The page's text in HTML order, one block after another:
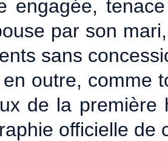
engagée,
par son
sans
outre, comme
de la
officielle de